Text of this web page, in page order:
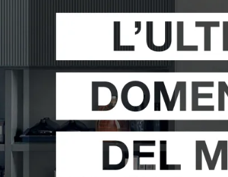
VEDI DI PIÙ
ARIA TECH 02